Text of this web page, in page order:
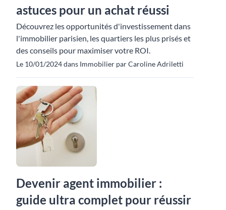
astuces pour un achat réussi
Découvrez les opportunités d'investissement dans
l'immobilier parisien, les quartiers les plus prisés et
des conseils pour maximiser votre ROI.
Le 10/01/2024 dans Immobilier par Caroline Adriletti
Devenir agent immobilier :
guide ultra complet pour réussir